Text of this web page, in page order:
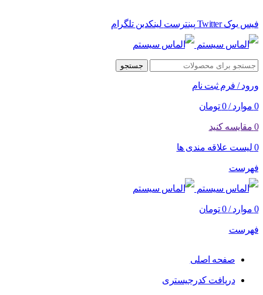
فیس بوک Twitter پینترست لینکدین تلگرام
جستجو
ورود / فرم ثبت نام
0 موارد /
0 تومان
0 مقایسه کنید
0 لیست علاقه مندی ها
فهرست
0 موارد /
0 تومان
فهرست
صفحه اصلی
دریافت کدرجیستری